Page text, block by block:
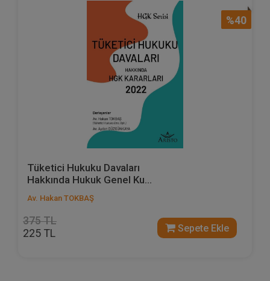
%40
Tüketici Hukuku Davaları
Hakkında Hukuk Genel Ku...
Av. Hakan TOKBAŞ
375 TL
225 TL Sepete Ekle